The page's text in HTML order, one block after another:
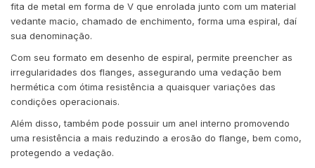
fita de metal em forma de V que enrolada junto com um material
vedante macio, chamado de enchimento, forma uma espiral, daí
sua denominação.
Com seu formato em desenho de espiral, permite preencher as
irregularidades dos flanges, assegurando uma vedação bem
hermética com ótima resistência a quaisquer variações das
condições operacionais.
Além disso, também pode possuir um anel interno promovendo
uma resistência a mais reduzindo a erosão do flange, bem como,
protegendo a vedação.